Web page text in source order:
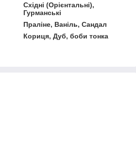
Східні (Орієнтальні),
Гурманські
Праліне, Ваніль, Сандал
Кориця, Дуб, боби тонка